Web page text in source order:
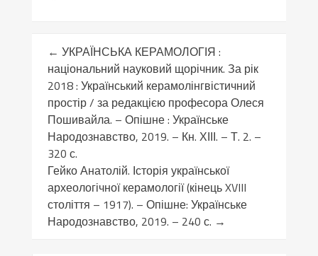
← УКРАЇНСЬКА КЕРАМОЛОГІЯ :
національний науковий щорічник. За рік
2018 : Український керамолінгвістичний
простір / за редакцією професора Олеся
Пошивайла. – Опішне : Українське
Народознавство, 2019. – Кн. ХІІІ. – Т. 2. –
320 с.
Гейко Анатолій. Історія української
археологічної керамології (кінець XVIII
століття – 1917). – Опішне: Українське
Народознавство, 2019. – 240 с. →